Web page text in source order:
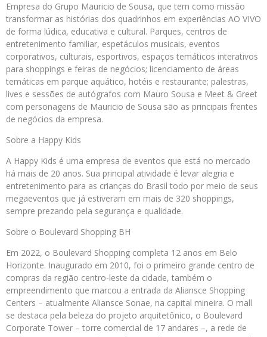
Empresa do Grupo Mauricio de Sousa, que tem como missão
transformar as histórias dos quadrinhos em experiências AO VIVO
de forma lúdica, educativa e cultural. Parques, centros de
entretenimento familiar, espetáculos musicais, eventos
corporativos, culturais, esportivos, espaços temáticos interativos
para shoppings e feiras de negócios; licenciamento de áreas
temáticas em parque aquático, hotéis e restaurante; palestras,
lives e sessões de autógrafos com Mauro Sousa e Meet & Greet
com personagens de Mauricio de Sousa são as principais frentes
de negócios da empresa.
Sobre a Happy Kids
A Happy Kids é uma empresa de eventos que está no mercado
há mais de 20 anos. Sua principal atividade é levar alegria e
entretenimento para as crianças do Brasil todo por meio de seus
megaeventos que já estiveram em mais de 320 shoppings,
sempre prezando pela segurança e qualidade.
Sobre o Boulevard Shopping BH
Em 2022, o Boulevard Shopping completa 12 anos em Belo
Horizonte. Inaugurado em 2010, foi o primeiro grande centro de
compras da região centro-leste da cidade, também o
empreendimento que marcou a entrada da Aliansce Shopping
Centers – atualmente Aliansce Sonae, na capital mineira. O mall
se destaca pela beleza do projeto arquitetônico, o Boulevard
Corporate Tower – torre comercial de 17 andares –, a rede de